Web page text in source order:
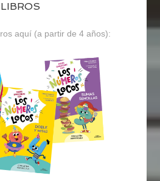
aquí (a partir de 4 años):